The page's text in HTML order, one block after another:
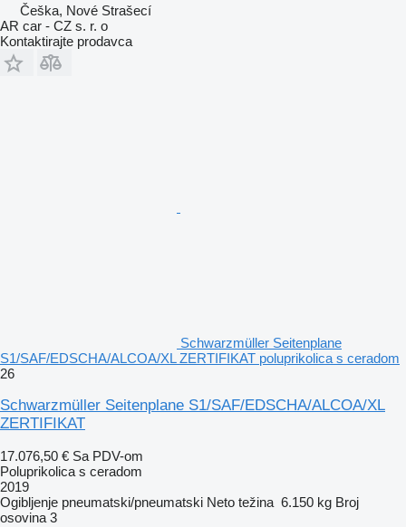
Češka, Nové Strašecí
AR car - CZ s. r. o
Kontaktirajte prodavca
Schwarzmüller Seitenplane
S1/SAF/EDSCHA/ALCOA/XL ZERTIFIKAT poluprikolica s ceradom
26
Schwarzmüller Seitenplane S1/SAF/EDSCHA/ALCOA/XL
ZERTIFIKAT
17.076,50 € Sa PDV-om
Poluprikolica s ceradom
2019
Ogibljenje pneumatski/pneumatski Neto težina 6.150 kg Broj
osovina 3